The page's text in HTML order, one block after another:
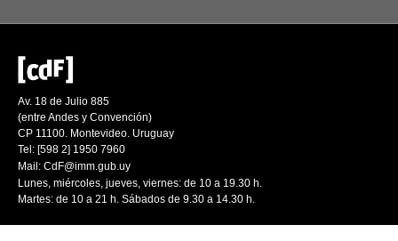
Av. 18 de Julio 885
(entre Andes y Convención)
CP 11100. Montevideo. Uruguay
Tel: [598 2] 1950 7960
Mail: CdF@imm.gub.uy
Lunes, miércoles, jueves, viernes: de 10 a 19.30 h.
Martes: de 10 a 21 h. Sábados de 9.30 a 14.30 h.